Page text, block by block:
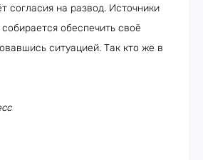
согласия на развод. Источники
обеспечить своё
ситуацией. Так кто же в